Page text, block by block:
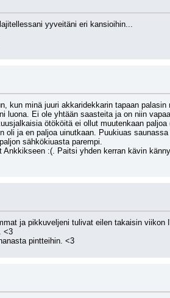
yyveitäni eri kansioihin...
kun minä juuri akkaridekkarin tapaan
luona. Ei ole yhtään saasteita ja on niin
ötököitä ei ollut muutenkaan
oli ja en paljoa uinutkaan. Puukiuas
sähkökiuasta parempi.
:(. Paitsi yhden kerran kävin
ja pikkuveljeni tulivat eilen takaisin
<3
pintteihin. <3